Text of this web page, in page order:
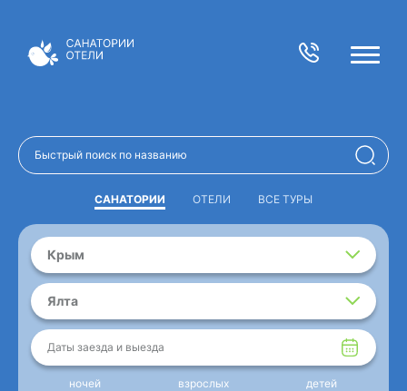
САНАТОРИИ ОТЕЛИ ВСЕ ТУРЫ
Крым
Ялта
Даты заезда и выезда
ночей взрослых детей